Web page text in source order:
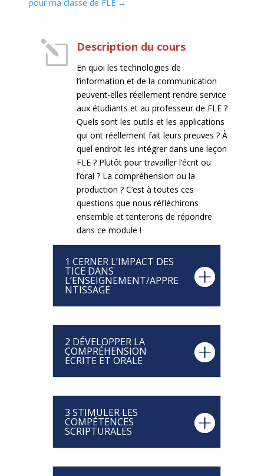
pour ma classe de FLE→
l Description du cours
En quoi les technologies de
l’information et de la communication
peuvent-elles réellement rendre service
aux étudiants et au professeur de FLE ?
Quels sont les outils et les applications
qui ont réellement fait leurs preuves ? À
quel endroit les intégrer dans une leçon
FLE ? Plutôt pour travailler l’écrit ou
l’oral ? La compréhension ou la
production ? C’est à toutes ces
questions que nous réfléchirons
ensemble et tenterons de répondre
dans ce module !
1 CERNER L’IMPACT DES
TICE DANS
L’ENSEIGNEMENT/APPRE
NTISSAGE
2 DÉVELOPPER LA
COMPRÉHENSION
ÉCRITE ET ORALE
3 STIMULER LES
COMPÉTENCES
SCRIPTURALES